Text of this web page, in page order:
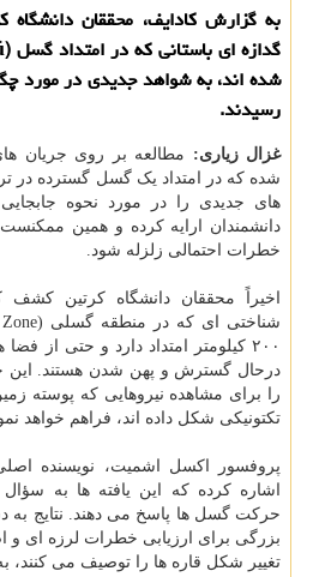
به گزارش کادایف، محققان دانشگاه
شده اند، به شواهد جدیدی در مورد
رسیدند.
غزال زیاری: مطالعه بر روی جریان
شده که در امتداد یک گسل گسترده در
های جدیدی را در مورد نحوه
دانشمندان ارایه کرده و همین
خطرات احتمالی زلزله شود.
اخیراً محققان دانشگاه کرتین
۲۰۰ کیلومتر امتداد دارد و حتی از
درحال گسترش و پهن شدن هستند. این
را برای مشاهده نیروهایی که پوسته
تکتونیکی شکل داده اند، فراهم خواهد
پروفسور اکسل اشمیت، نویسنده
اشاره کرده که این یافته ها به
حرکت گسل ها پاسخ می دهند. نتایج به
بزرگی برای ارزیابی خطرات لرزه ای و
تغییر شکل قاره ها را توصیف می کنند،